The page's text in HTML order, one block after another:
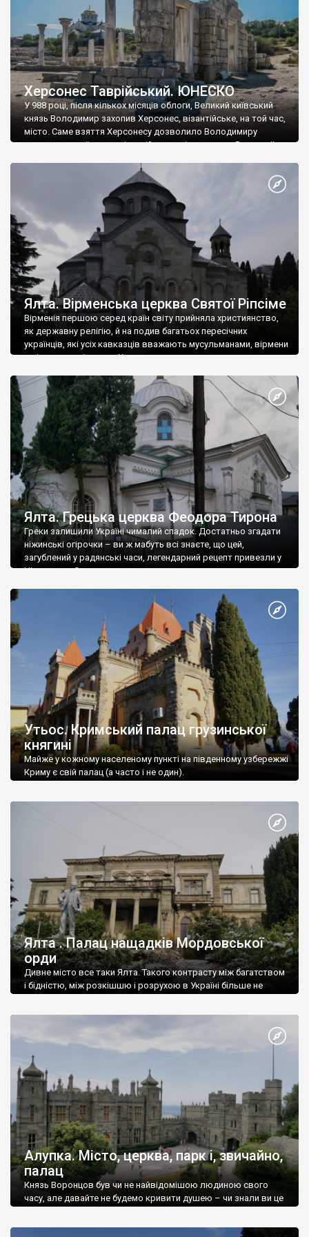
Херсонес Таврійський. ЮНЕСКО
У 988 році, після кількох місяців облоги, Великий київський
князь Володимир захопив Херсонес, візантійське, на той час,
місто. Саме взяття Херсонесу дозволило Володимиру
диктувати свої умови візантійському імператору Василю ІІ, та
Херсонесі Володимир-язичник, став Василем-християнином.
А потім було Хрещення Русі. На честь Херсонесу Таврійського
Ялта. Вірменська церква Святої Ріпсіме
Вірменія першою серед країн світу прийняла християнство,
як державну релігію, й на подив багатьох пересічних
українців, які усіх кавказців вважають мусульманами, вірмени
є відданими вірянами Христа
Ялта. Грецька церква Феодора Тирона
Греки залишили Україні чималий спадок. Достатньо згадати
ніжинські огірочки – ви ж мабуть всі знаєте, що цей,
загублений у радянські часи, легендарний рецепт привезли у
Ніжин греки?
Утьос. Кримський палац грузинської
княгині
Майже у кожному населеному пункті на південному узбережжі
Криму є свій палац (а часто і не один).
Ялта . Палац нащадків Мордовської
орди
Дивне місто все таки Ялта. Такого контрасту між багатством
і бідністю, між розкішшю і розрухою в Україні більше не
Алупка. Місто, церква, парк і, звичайно,
палац
Князь Воронцов був чи не найвідомішою людиною свого
часу, але давайте не будемо кривити душею – чи знали ви це